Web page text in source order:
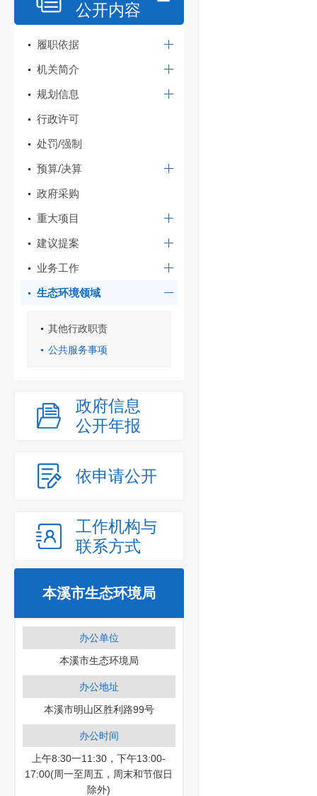
公开内容
履职依据
机关简介
规划信息
行政许可
处罚/强制
预算/决算
政府采购
重大项目
建议提案
业务工作
生态环境领域
其他行政职责
公共服务事项
政府信息
公开年报
依申请公开
工作机构与
联系方式
本溪市生态环境局
办公单位
本溪市生态环境局
办公地址
本溪市明山区胜利路99号
办公时间
上午8:30一11:30，下午13:00-
17:00(周一至周五，周末和节假日
除外)